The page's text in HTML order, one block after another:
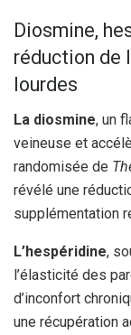
Diosmine,
réduction de
lourdes
La diosmine, un
veineuse et
randomisée de
révélé une
supplémentation
L’hespéridine,
l’élasticité des
d’inconfort
une récupération